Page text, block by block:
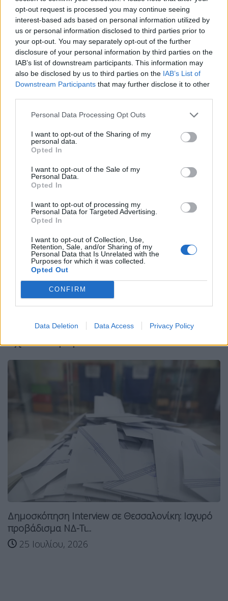
opt-out request is processed you may continue seeing
interest-based ads based on personal information utilized by
us or personal information disclosed to third parties prior to
your opt-out. You may separately opt-out of the further
disclosure of your personal information by third parties on the
IAB’s list of downstream participants. This information may
also be disclosed by us to third parties on the IAB’s List of
Downstream Participants that may further disclose it to other
Personal Data Processing Opt Outs
I want to opt-out of the Sharing of my
personal data.
Opted In
I want to opt-out of the Sale of my
Personal Data.
Opted In
I want to opt-out of processing my
Personal Data for Targeted Advertising.
Opted In
I want to opt-out of Collection, Use,
Retention, Sale, and/or Sharing of my
Personal Data that Is Unrelated with the
Purposes for which it was collected.
Opted Out
CONFIRM
Data Deletion Data Access Privacy Policy
Email Copy Link
ΑΦΡΟΔΙΤΗ ΛΑΤΙΝΟΠΟΥΛΟΥ
ΝΕΑ ΔΗΜΟΚΡΑΤΙΑ
Δημοσκόπηση Interview σε Θεσσαλονίκη: Ισχυρό
προβάδισμα ΝΔ-Τι...
25 Ιουλίου, 2026